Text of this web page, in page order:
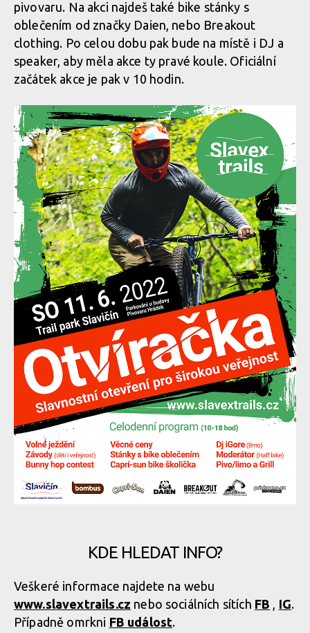
pivovaru. Na akci najdeš také bike stánky s
oblečením od značky Daien, nebo Breakout
clothing. Po celou dobu pak bude na místě i DJ a
speaker, aby měla akce ty pravé koule. Oficiální
začátek akce je pak v 10 hodin.
KDE HLEDAT INFO?
Veškeré informace najdete na webu
www.slavextrails.cz nebo sociálních sítích FB IG.
Případně omrkni FB událost.